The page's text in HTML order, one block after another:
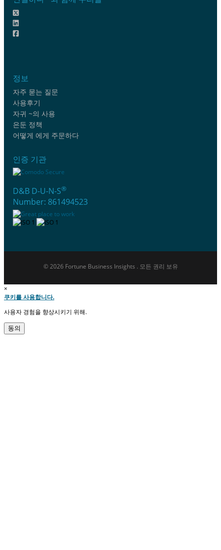
정보
자주 묻는 질문
사용후기
자귀 ~의 사용
은둔 정책
어떻게 에게 주문하다
인증 기관
D&B D-U-N-S®
Number: 861494523
© 2026 Fortune Business Insights . 모든 권리 보유
×
쿠키를 사용합니다.
사용자 경험을 향상시키기 위해.
동의